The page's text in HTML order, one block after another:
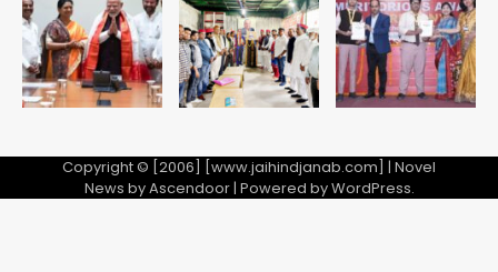
5
Copyright © [2006] [www.jaihindjanab.com] | Novel
News byAscendoor| Powered byWordPress.